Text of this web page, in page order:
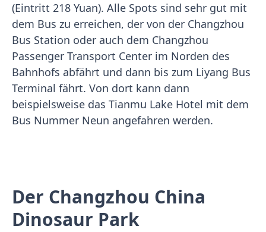
(Eintritt 218 Yuan). Alle Spots sind sehr gut mit
dem Bus zu erreichen, der von der Changzhou
Bus Station oder auch dem Changzhou
Passenger Transport Center im Norden des
Bahnhofs abfährt und dann bis zum Liyang Bus
Terminal fährt. Von dort kann dann
beispielsweise das Tianmu Lake Hotel mit dem
Bus Nummer Neun angefahren werden.
Der Changzhou China
Dinosaur Park